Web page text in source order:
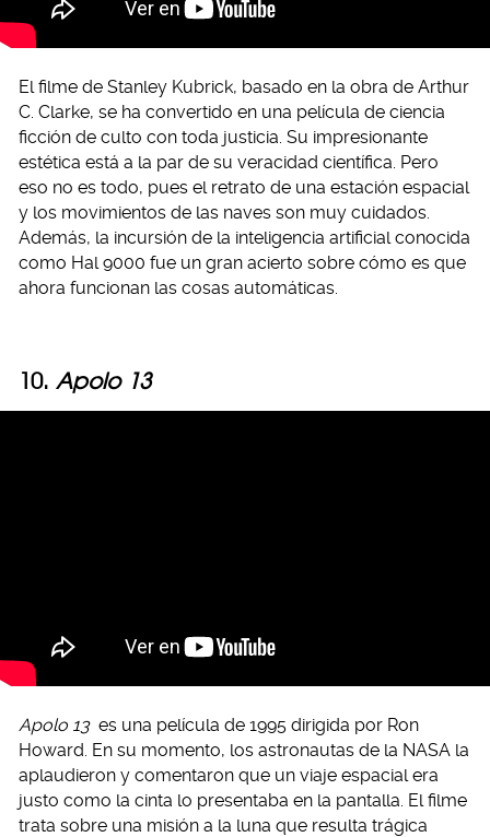
El filme de Stanley Kubrick, basado en la obra de Arthur
C. Clarke, se ha convertido en una película de ciencia
ficción de culto con toda justicia. Su impresionante
estética está a la par de su veracidad científica. Pero
eso no es todo, pues el retrato de una estación espacial
y los movimientos de las naves son muy cuidados.
Además, la incursión de la inteligencia artificial conocida
como Hal 9000 fue un gran acierto sobre cómo es que
ahora funcionan las cosas automáticas.
10. Apolo 13
Apolo 13 es una película de 1995 dirigida por Ron
Howard. En su momento, los astronautas de la NASA la
aplaudieron y comentaron que un viaje espacial era
justo como la cinta lo presentaba en la pantalla. El filme
trata sobre una misión a la luna que resulta trágica